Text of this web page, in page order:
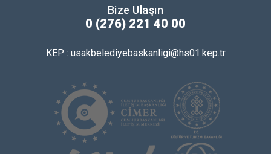
Bize Ulaşın
0 (276) 221 40 00
KEP : usakbelediyebaskanligi@hs01.kep.tr